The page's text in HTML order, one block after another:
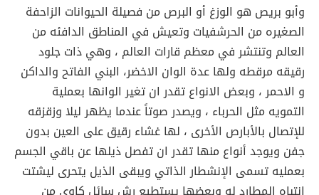
وأبو بريص هو الوزغ أو البرص من فصيلة الحيوانات الزاحفة
الصغيره من الحرشفيات وتعيش في المناطق الدافئه من
العالم وتنتشر في معظم قارات العالم ، وهي ذات جلود
رقيقه مرقطه ولها عدة الوان الاخضر، البني الفاتح والداكن
و الاحمر ، وبعض الانواع تقدر ان تغير الوانها بعملية
التمويه مثل الحرباء ، ويصدر صوتاً عندما يظهر ليلا وزقزقه
للإتصال بالأبارص الأخرى ، لها غشاء رقيق على العين بدون
جفن ويوجد أنواع منها تقدر ان تفصل ذيلها عن باقي الجسم
بعمليه تسمى الإنشطار الذاتي ويبقى الذيل يتحرى ليشتت